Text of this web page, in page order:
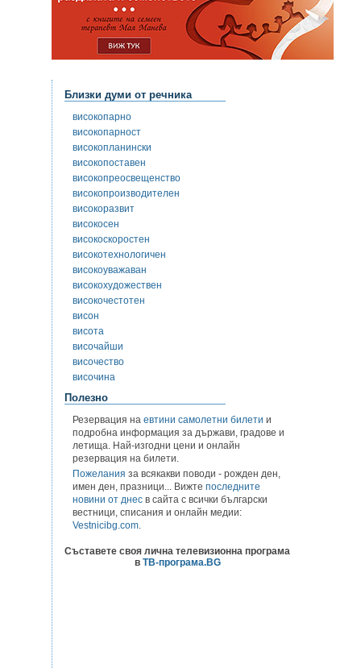
Близки думи от речника
високопарно
високопарност
високопланински
високопоставен
високопреосвещенство
високопроизводителен
високоразвит
високосен
високоскоростен
високотехнологичен
високоуважаван
високохудожествен
високочестотен
висон
висота
височайши
височество
височина
Полезно
Резервация на евтини самолетни билети и
подробна информация за държави, градове и
летища. Най-изгодни цени и онлайн
резервация на билети.
Пожелания за всякакви поводи - рожден ден,
имен ден, празници... Вижте последните
новини от днес в сайта с всички български
вестници, списания и онлайн медии:
Vestnicibg.com.
Съставете своя лична телевизионна програма
в ТВ-програма.BG